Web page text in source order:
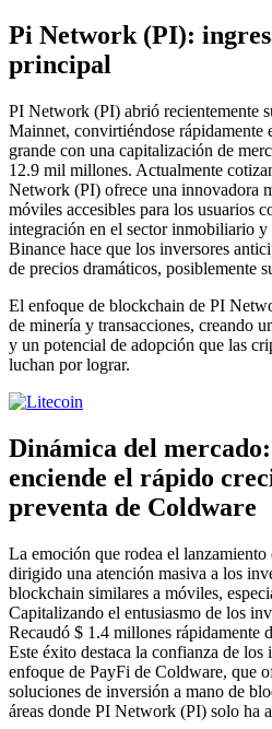
Pi Network (PI):
principal
PI Network (PI) abrió recientemente
Mainnet, convirtiéndose rápidamente
grande con una capitalización de
12.9 mil millones. Actualmente
Network (PI) ofrece una innovadora
móviles accesibles para los usuarios
integración en el sector inmobiliario y
Binance hace que los inversores
de precios dramáticos, posiblemente
El enfoque de blockchain de PI
de minería y transacciones, creando
y un potencial de adopción que las
luchan por lograr.
Dinámica del
enciende el rápido
preventa de Coldware
La emoción que rodea el
dirigido una atención masiva a los
blockchain similares a móviles,
Capitalizando el entusiasmo de los
Recaudó $ 1.4 millones rápidamente
Este éxito destaca la confianza de
enfoque de PayFi de Coldware, que
soluciones de inversión a mano de
áreas donde PI Network (PI) solo ha